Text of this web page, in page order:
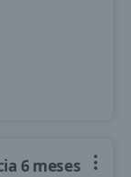
6 meses